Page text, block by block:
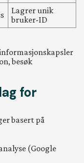
Lagrer unik
bruker-ID
besøk
for
basert på
(Google